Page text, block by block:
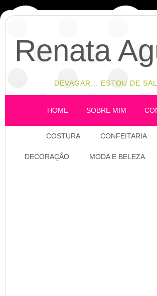
Renata
DEVAGAR... ESTOU DE
HOME SOBRE MIM
COSTURA CONFEITARIA
DECORAÇÃO MODA E BELEZA